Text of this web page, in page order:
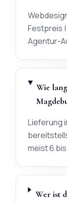
Festpreis
Agentur-
Wie
Lieferung
meist 6
Wer ist